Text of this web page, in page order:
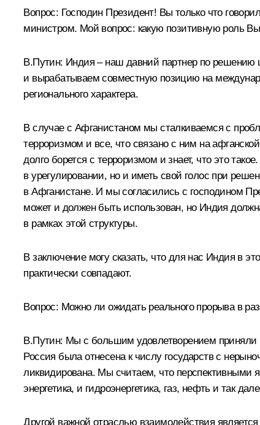
Вопрос: Господин Президент! Вы только что
министром. Мой вопрос: какую позитивную роль
В.Путин: Индия – наш давний партнер по решению
и вырабатываем совместную позицию на
регионального характера.
В случае с Афганистаном мы сталкиваемся с
терроризмом и все, что связано с ним на
долго борется с терроризмом и знает, что это
в урегулировании, но и иметь свой голос при
в Афганистане. И мы согласились с господином
может и должен быть использован, но Индия
в рамках этой структуры.
В заключение могу сказать, что для нас Индия в
практически совпадают.
Вопрос: Можно ли ожидать реального прорыва в
В.Путин: Мы с большим удовлетворением приняли
Россия была отнесена к числу государств с
ликвидирована. Мы считаем, что перспективными
энергетика, и гидроэнергетика, газ, нефть и так
Другой важной отраслью взаимодействия